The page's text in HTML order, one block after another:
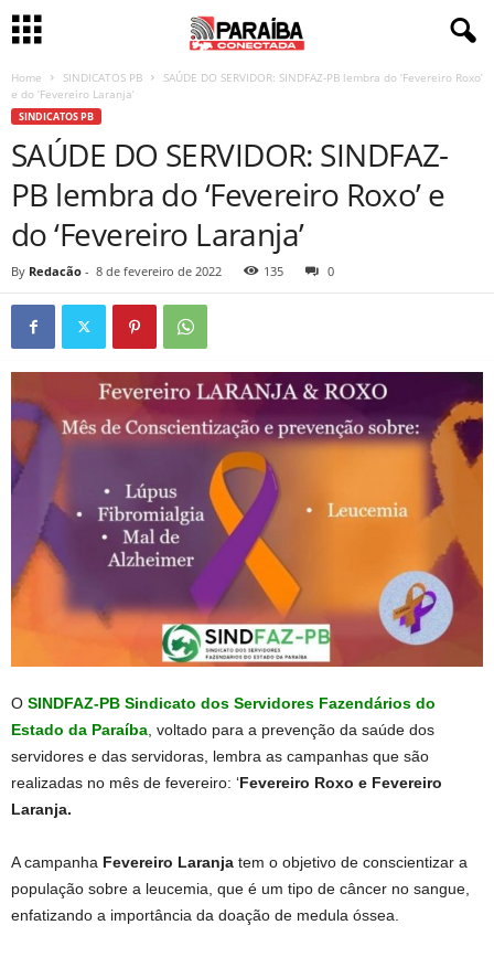
Home SINDICATOS PB
SAÚDE DO SERVIDOR: SINDFAZ-PB lembra do ‘Fevereiro Roxo’
e do ‘Fevereiro Laranja’
SINDICATOS PB
SAÚDE DO SERVIDOR: SINDFAZ-
PB lembra do ‘Fevereiro Roxo’ e
do ‘Fevereiro Laranja’
By Redacão - 8 de fevereiro de 2022 135 0
O SINDFAZ-PB Sindicato dos Servidores Fazendários do
Estado da Paraíba , voltado para a prevenção da saúde dos
servidores e das servidoras, lembra as campanhas que são
realizadas no mês de fevereiro: ‘Fevereiro Roxo e Fevereiro
Laranja.
A campanha Fevereiro Laranja tem o objetivo de conscientizar a
população sobre a leucemia, que é um tipo de câncer no sangue,
enfatizando a importância da doação de medula óssea.